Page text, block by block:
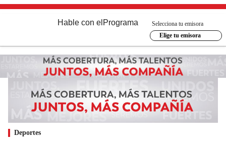
Hable con el Programa
Selecciona tu emisora
Elige tu emisora
Deportes